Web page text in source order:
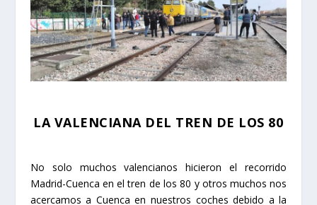
LA VALENCIANA DEL TREN DE LOS 80
No solo muchos valencianos hicieron el recorrido
Madrid-Cuenca en el tren de los 80 y otros muchos nos
acercamos a Cuenca en nuestros coches debido a la